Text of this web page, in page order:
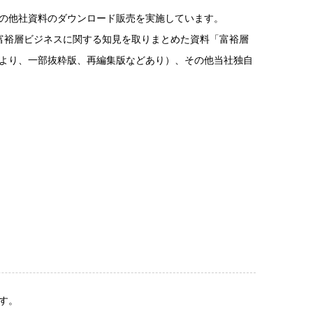
社資料のダウンロード販売を実施しています。
層ビジネスに関する知見を取りまとめた資料「富裕層
、一部抜粋版、再編集版などあり）、その他当社独自